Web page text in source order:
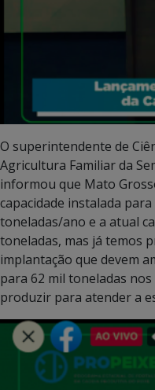
O superintendente de
Agricultura Familiar da
informou que Mato
capacidade instalada
toneladas/ano e a atual
toneladas, mas já temos
implantação que devem
para 62 mil toneladas
produzir para atender a